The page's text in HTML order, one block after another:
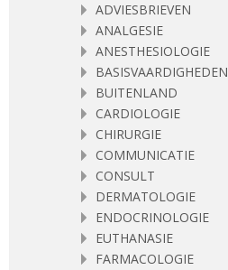
ADVIESBRIEVEN
ANALGESIE
ANESTHESIOLOGIE
BASISVAARDIGHEDEN
BUITENLAND
CARDIOLOGIE
CHIRURGIE
COMMUNICATIE
CONSULT
DERMATOLOGIE
ENDOCRINOLOGIE
EUTHANASIE
FARMACOLOGIE